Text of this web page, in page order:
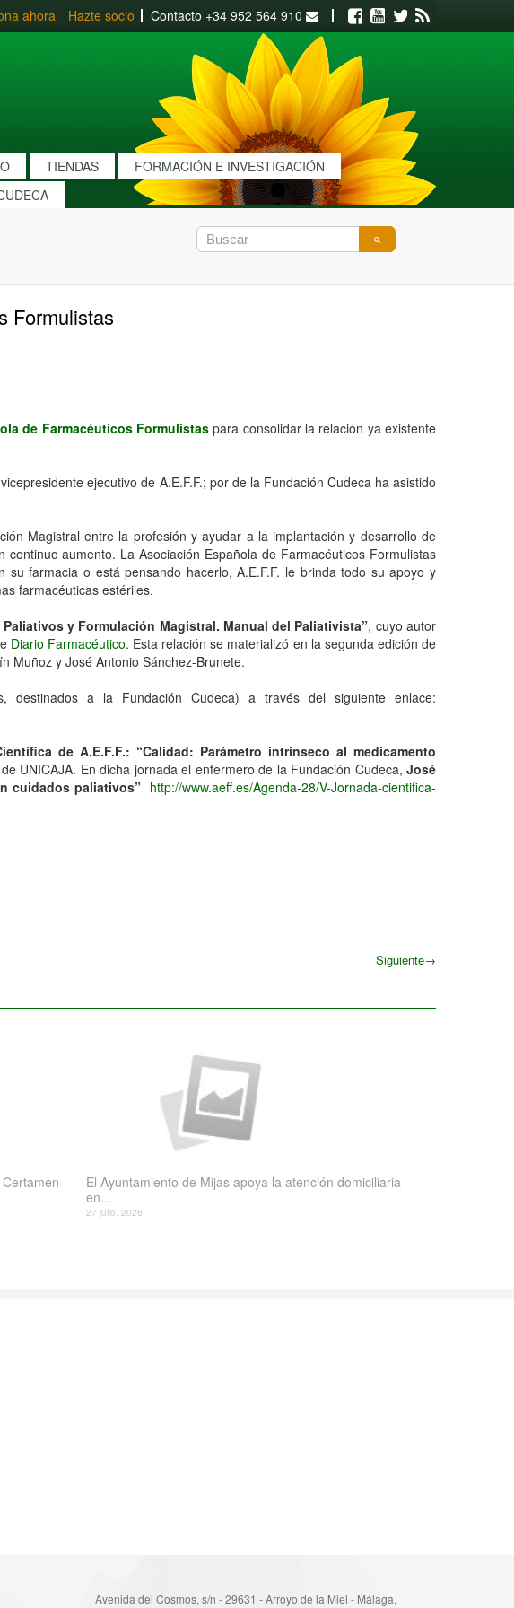
ahora Hazte socio Contacto +34 952 564 910 Facebook
Youtube
Twitter
TIENDAS
FORMACIÓN E INVESTIGACIÓN
Formulistas
de Farmacéuticos Formulistaspara consolidar la relación ya existente
ejecutivo de A.E.F.F.; por de la Fundación Cudeca ha asistido
Magistral entre la profesión y ayudar a la implantación y desarrollo de
aumento. La Asociación Española de Farmacéuticos Formulistas
farmacia o está pensando hacerlo, A.E.F.F. le brinda todo su apoyo y
farmacéuticas estériles.
Paliativos y Formulación Magistral. Manual del Paliativista”, cuyo autor
Diario Farmacéutico. Esta relación se materializó en la segunda edición de
Muñoz y José Antonio Sánchez-Brunete.
destinados a la Fundación Cudeca) a través del siguiente enlace:
de A.E.F.F.: “Calidad: Parámetro intrínseco al medicamento
UNICAJA. En dicha jornada el enfermero de la Fundación Cudeca, José
cuidados paliativos” http://www.aeff.es/Agenda-28/V-Jornada-cientifica-
Siguiente→
El Ayuntamiento de Mijas apoya la atención domiciliaria
en...
27 julio, 2026
Avenida del Cosmos, s/n - 29631 - Arroyo de la Miel - Málaga,